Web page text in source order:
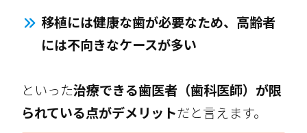
移植には健康な歯が必要なため、高齢者
には不向きなケースが多い
といった治療できる歯医者（歯科医師）が限
られている点がデメリットだと言えます。